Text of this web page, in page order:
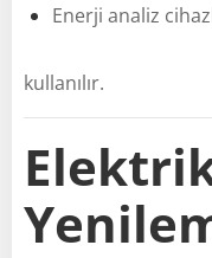
Enerji analiz
kullanılır.